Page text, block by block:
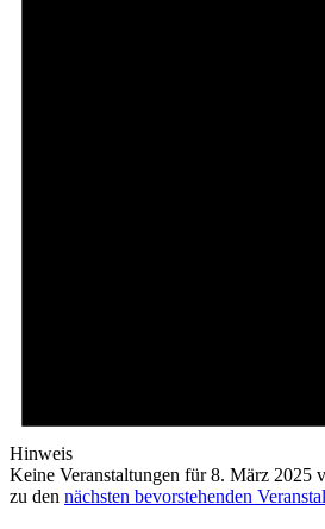
Hinweis
Keine Veranstaltungen für 8. März 2025
zu den nächsten bevorstehenden